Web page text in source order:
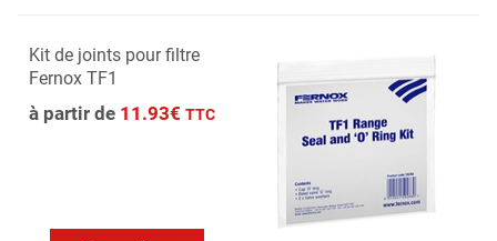
Kit de joints pour filtre
Fernox TF1
à partir de 11.93€ TTC